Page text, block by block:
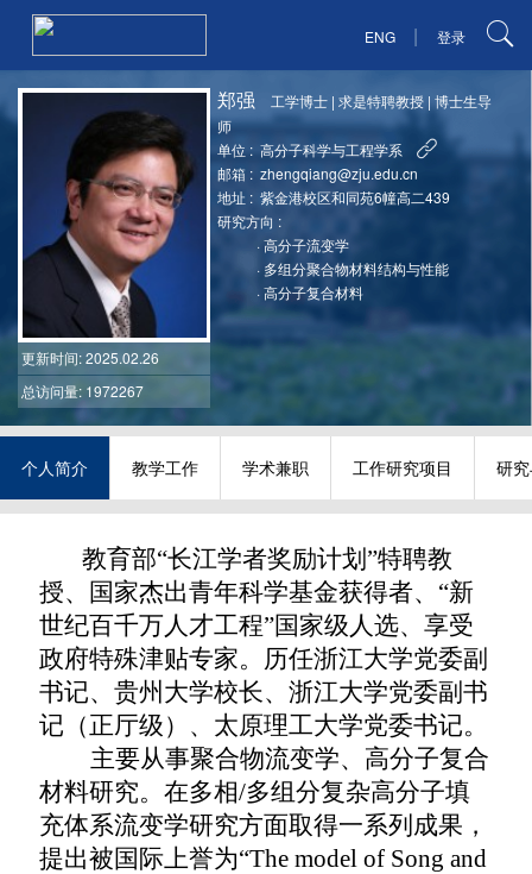
ENG | 登录
更新时间: 2025.02.26
总访问量: 1972267
郑强 工学博士 |求是特聘教授 |博士生导
师
单位 : 高分子科学与工程学系
邮箱 : zhengqiang@zju.edu.cn
地址 : 紫金港校区和同苑6幢高二439
研究方向 :
·高分子流变学
· 多组分聚合物材料结构与性能
·高分子复合材料
个人简介 教学工作 学术兼职 工作研究项目 研
教育部“长江学者奖励计划 ”特聘教
授、国家杰出青年科学基金获得者、 “新
世纪百千万人才工程”国家级人选、享受
政府特殊津贴专家。历任浙江大学党委副
书记、贵州大学校长、浙江大学党委副书
记（正厅级）、太原理工大学党委书记。
主要从事聚合物流变学、高分子复合
材料研究。在多相/多组分复杂高分子填
充体系流变学研究方面取得一系列成果，
提出被国际上誉为“The model of Song and